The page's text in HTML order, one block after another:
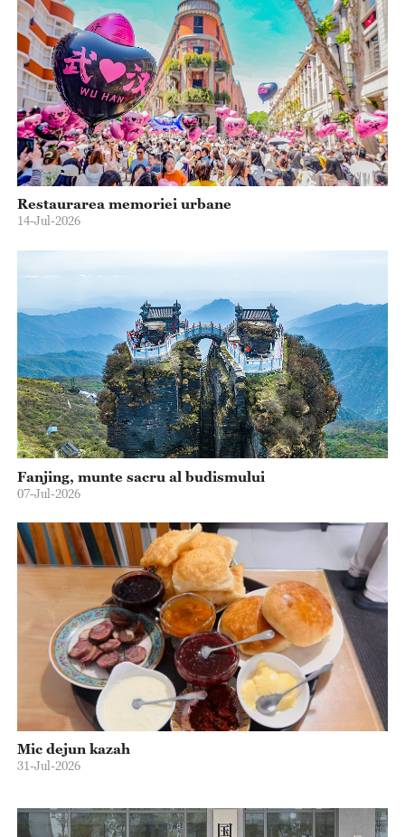
Restaurarea memoriei urbane
14-Jul-2026
Fanjing, munte sacru al budismului
07-Jul-2026
Mic dejun kazah
31-Jul-2026